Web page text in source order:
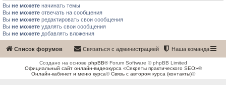
Вы не можете начинать темы
Вы не можете отвечать на сообщения
Вы не можете редактировать свои сообщения
Вы не можете удалять свои сообщения
Вы не можете добавлять вложения
Список форумов Наша команда
Связаться с администрацией
Создано на основе phpBB® Forum Software © phpBB Limited
Официальный сайт онлайн-видеокурса «Секреты практического SEO»©
Онлайн-кабинет и меню курса©Связь с автором курса (контакты)©